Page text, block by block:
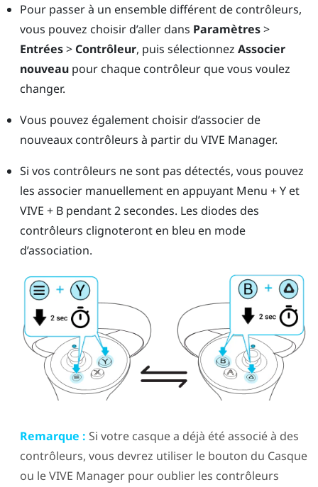
Pour passer à un ensemble différent de contrôleurs,
vous pouvez choisir d’aller dans Paramètres>
Entrées> Contrôleur, puis sélectionnez Associer
nouveaupour chaque contrôleur que vous voulez
changer.
Vous pouvez également choisir d’associer de
nouveaux contrôleurs à partir du VIVE Manager.
Si vos contrôleurs ne sont pas détectés, vous pouvez
les associer manuellement en appuyant Menu +Yet
VIVE + Bpendant 2 secondes. Les diodes des
contrôleurs clignoteront en bleu en mode
d’association.
Remarque : Si votre casque a déjà été associé à des
contrôleurs, vous devrez utiliser le bouton du Casque
ou leVIVE Managerpour oublier les contrôleurs